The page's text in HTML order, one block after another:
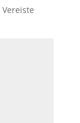
Vereiste